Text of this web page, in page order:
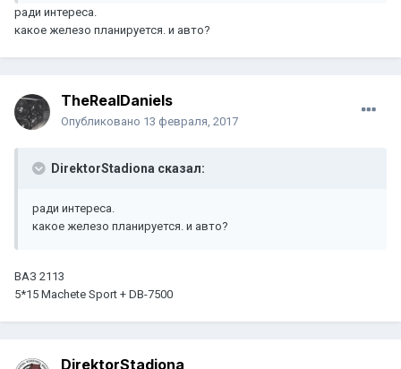
ради интереса.
какое железо планируется. и авто?
TheRealDaniels
Опубликовано 13 февраля, 2017
DirektorStadiona сказал:
ради интереса.
какое железо планируется. и авто?
ВАЗ 2113
5*15 Machete Sport + DB-7500
DirektorStadiona